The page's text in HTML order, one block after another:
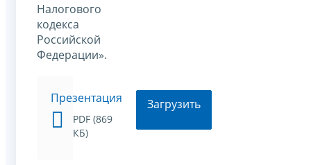
Налогового
кодекса
Российской
Федерации».
Презентация
PDF (869
КБ)
Загрузить